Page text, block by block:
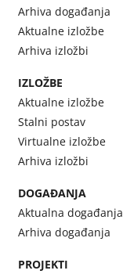
Arhiva događanja
Aktualne izložbe
Arhiva izložbi
IZLOŽBE
Aktualne izložbe
Stalni postav
Virtualne izložbe
Arhiva izložbi
DOGAĐANJA
Aktualna događanja
Arhiva događanja
PROJEKTI